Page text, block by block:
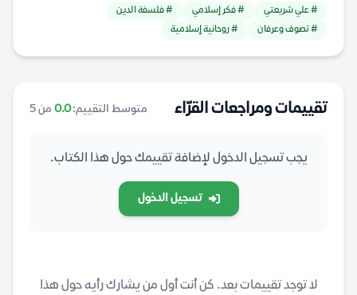
# علي شريعتي # فكر إسلامي
# فلسفة الدين
# تصوف وعرفان
# روحانية إسلامية
تقييمات ومراجعات القرّاء متوسط التقييم:0.0 من 5
يجب تسجيل الدخول لإضافة تقييمك حول هذا الكتاب.
تسجيل الدخول
لا توجد تقييمات بعد. كن أنت أول من يشارك رأيه حول هذا